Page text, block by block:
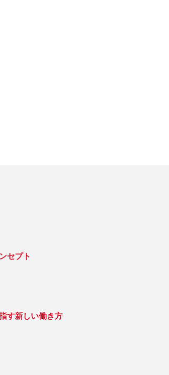
セプト
す新しい働き方